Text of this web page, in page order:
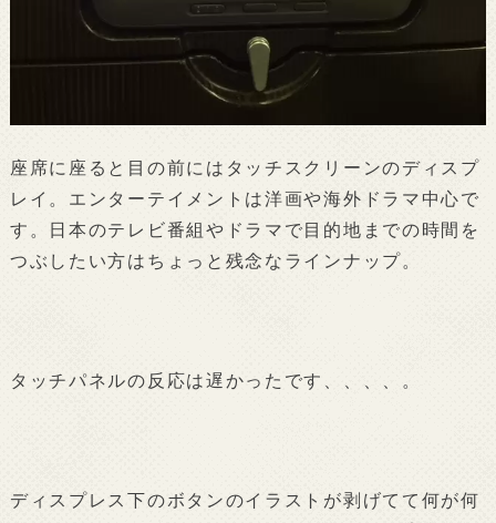
座席に座ると目の前にはタッチスクリーンのディスプ
レイ。エンターテイメントは洋画や海外ドラマ中心で
す。日本のテレビ番組やドラマで目的地までの時間を
つぶしたい方はちょっと残念なラインナップ。
タッチパネルの反応は遅かったです、、、、。
ディスプレス下のボタンのイラストが剥げてて何が何